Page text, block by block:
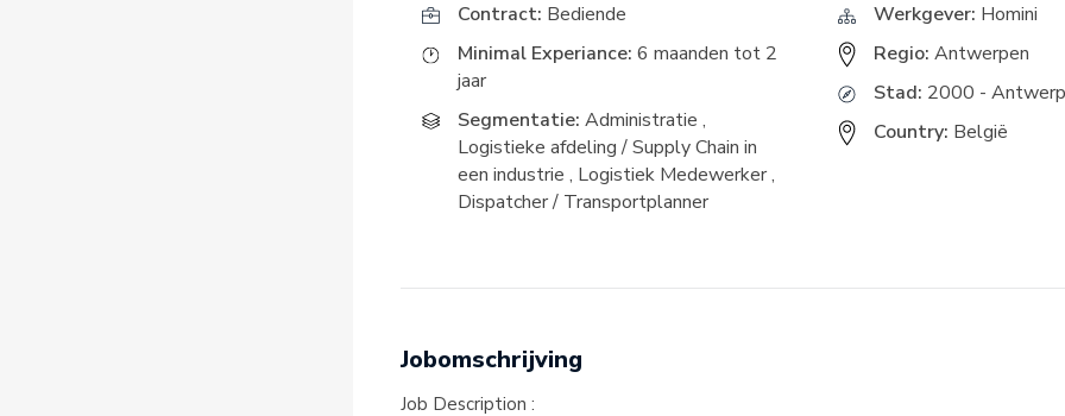
Contract: Bediende
Minimal Experiance: 6 maanden tot 2
jaar
Segmentatie: Administratie ,
Logistieke afdeling / Supply Chain in
een industrie , Logistiek Medewerker,
Dispatcher / Transportplanner
Werkgever: Homini
Regio: Antwerpen
Stad: 2000 -
Country: België
Jobomschrijving
Job Description :